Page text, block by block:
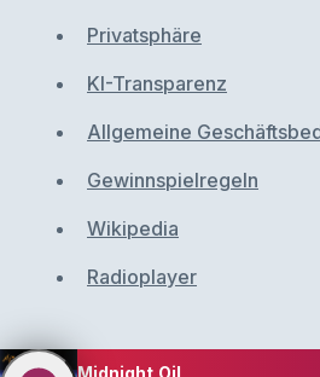
Privatsphäre
KI-Transparenz
Allgemeine
Gewinnspielregeln
Wikipedia
Radioplayer
Midnight Oil